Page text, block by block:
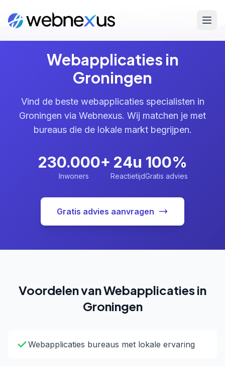
Home Diensten Webapplicaties
Webapplicaties in
Groningen
Vind de beste webapplicaties specialisten in
Groningen via Webnexus. Wij matchen je met
bureaus die de lokale markt begrijpen.
230.000+
Inwoners
24u
Reactietijd
100%
Gratis advies
Gratis advies aanvragen
Voordelen van Webapplicaties in
Groningen
Webapplicaties bureaus met lokale ervaring